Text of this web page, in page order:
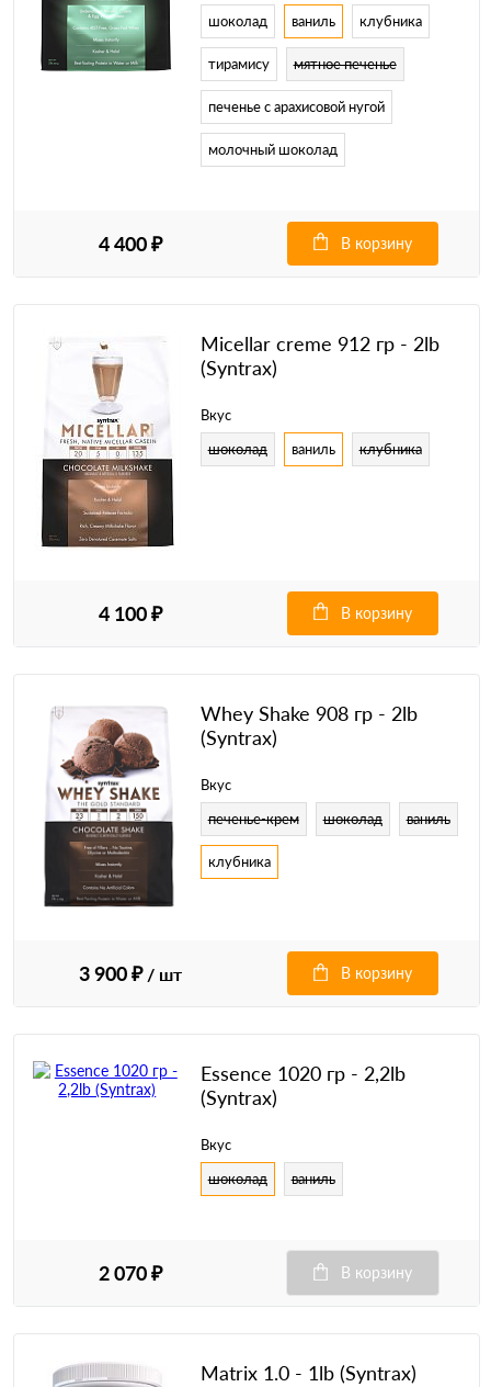
шоколад ваниль клубника
тирамису мятное печенье
печенье с арахисовой нугой
молочный шоколад
4 400 ₽ В корзину
Micellar creme 912 гр - 2lb
(Syntrax)
Вкус
шоколад
ваниль клубника
4 100 ₽ В корзину
Whey Shake 908 гр - 2lb
(Syntrax)
Вкус
печенье-крем
шоколад ваниль
клубника
3 900 ₽ / шт В корзину
Essence 1020 гр - 2,2lb
(Syntrax)
Вкус
шоколад
ваниль
2 070 ₽ В корзину
Matrix 1.0 - 1lb (Syntrax)